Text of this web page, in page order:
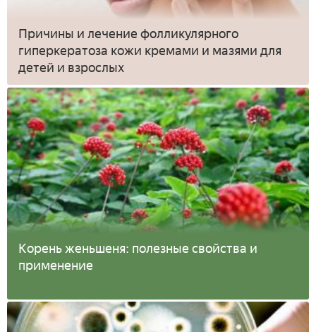
Причины и лечение фолликулярного
гиперкератоза кожи кремами и мазями для
детей и взрослых
Корень женьшеня: полезные свойства и
применение